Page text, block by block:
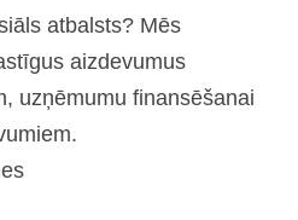
atbalsts? Mēs
aizdevumus
uzņēmumu finansēšanai